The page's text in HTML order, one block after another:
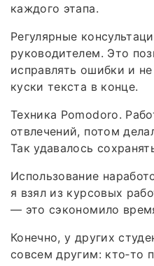
каждого этапа.
Регулярные
руководителем. Это
исправлять ошибки и
куски текста в конце.
Техника Pomodoro.
отвлечений, потом
Так удавалось
Использование
я взял из курсовых
— это сэкономило
Конечно, у других
совсем другим: кто‑то